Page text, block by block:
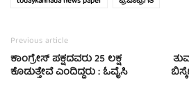
Previous article
ಕಾಂಗ್ರೇಸ್ ಪಕ್ಷದವರು 25 ಲಕ್ಷ
ಕೊಡುತ್ತೇವೆ ಎಂದಿದ್ದರು : ಓವೈಸಿ